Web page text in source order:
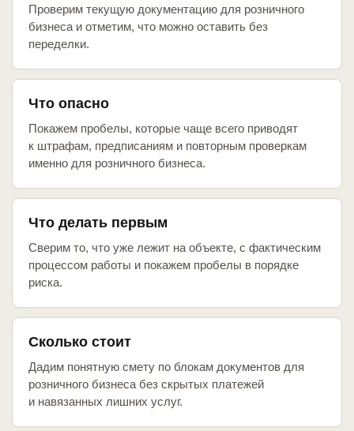
Проверим текущую документацию для розничного
бизнеса и отметим, что можно оставить без
переделки.
Что опасно
Покажем пробелы, которые чаще всего приводят
к штрафам, предписаниям и повторным проверкам
именно для розничного бизнеса.
Что делать первым
Сверим то, что уже лежит на объекте, с фактическим
процессом работы и покажем пробелы в порядке
риска.
Сколько стоит
Дадим понятную смету по блокам документов для
розничного бизнеса без скрытых платежей
и навязанных лишних услуг.